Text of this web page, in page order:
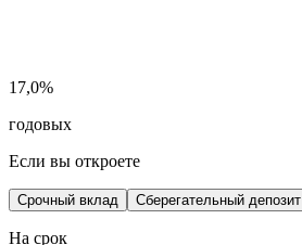
17,0%
годовых
Если вы откроете
Срочный вклад Сберегательный депозит
На срок